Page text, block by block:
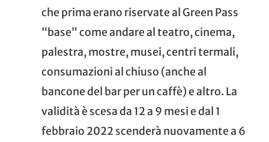
che prima erano riservate al Green Pass
“base” come andare al teatro, cinema,
palestra, mostre, musei, centri termali,
consumazioni al chiuso (anche al
bancone del bar per un caffè) e altro. La
validità è scesa da 12 a 9 mesi e dal 1
febbraio 2022 scenderà nuovamente a 6